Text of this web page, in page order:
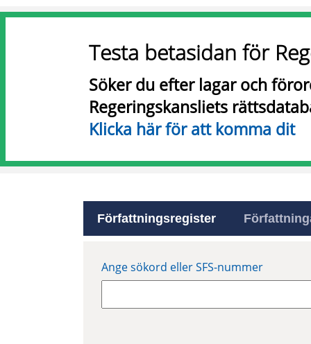
Testa betasidan för
Söker du efter lagar och
Regeringskansliets
Klicka här för att komma dit
Författningsregister
Ange sökord eller SFS-nummer